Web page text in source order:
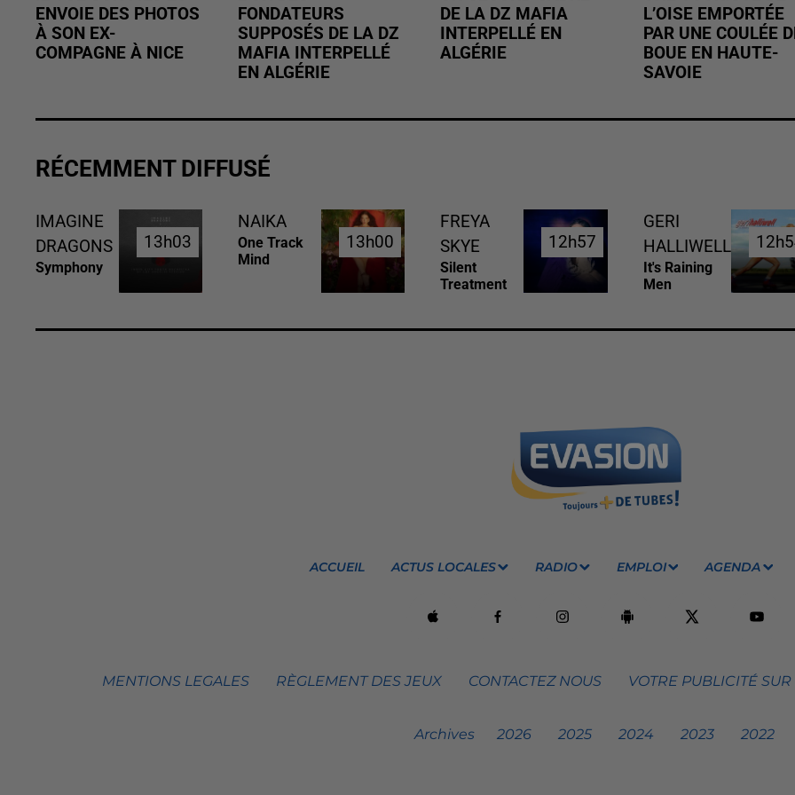
ENVOIE DES PHOTOS
À SON EX-
COMPAGNE À NICE
FONDATEURS
SUPPOSÉS DE LA DZ
MAFIA INTERPELLÉ
EN ALGÉRIE
DE LA DZ MAFIA
INTERPELLÉ EN
ALGÉRIE
L’OISE EMPORTÉE
PAR UNE COULÉE
BOUE EN HAUTE-
SAVOIE
RÉCEMMENT DIFFUSÉ
IMAGINE
DRAGONS
Symphony
13h03
13h03
NAIKA
One Track
Mind
13h00
13h00
FREYA
SKYE
Silent
Treatment
12h57
12h57
GERI
HALLIWELL
It's Raining
Men
ACCUEIL ACTUS LOCALES RADIO EMPLOI AGENDA
MENTIONS LEGALES RÈGLEMENT DES JEUX CONTACTEZ NOUS VOTRE PUBLICITÉ
Archives 2026 2025 2024 2023 2022